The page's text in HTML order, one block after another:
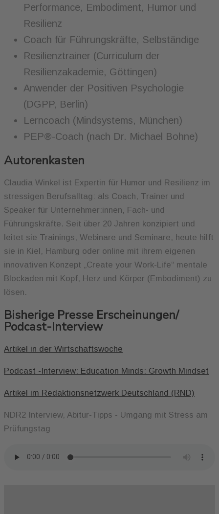
Performance, Embodiment, Humor und
Resilienz
Coach für Führungskräfte, Selbständige
Resilienztrainer (Curriculum der
Resilienzakademie, Göttingen)
Anwender der Positiven Psychologie
(DGPP, Berlin)
Lerncoach (Mindsystems, München)
PEP®-Coach (nach Dr. Michael Bohne)
Autorenkasten
Claudia Winkel ist Expertin für Humor und Resilienz im
stressigen Berufsalltag: als Coach, Trainer und
Speaker für Unternehmer:innen, Fach- und
Führungskräfte. Seit über 20 Jahren konzipiert und
leitet sie Trainings, Webinare und Seminare, heute hilft
sie in Kiel, Hamburg oder online mit ihrem eigenen
innovativen Konzept „Create your Work-Life“ mentale
Blockaden mit Kopf, Herz und Körper (Embodiment) zu
lösen.
Bisherige Presse Erscheinungen/
Podcast-Interview
Artikel in der Wirtschaftswoche
Podcast -Interview: Education Minds: Growth Mindset
Artikel im Redaktionsnetzwerk Deutschland (RND)
NDR2 Interview, Abitur-Tipps - Umgang mit Stress am
Prüfungstag